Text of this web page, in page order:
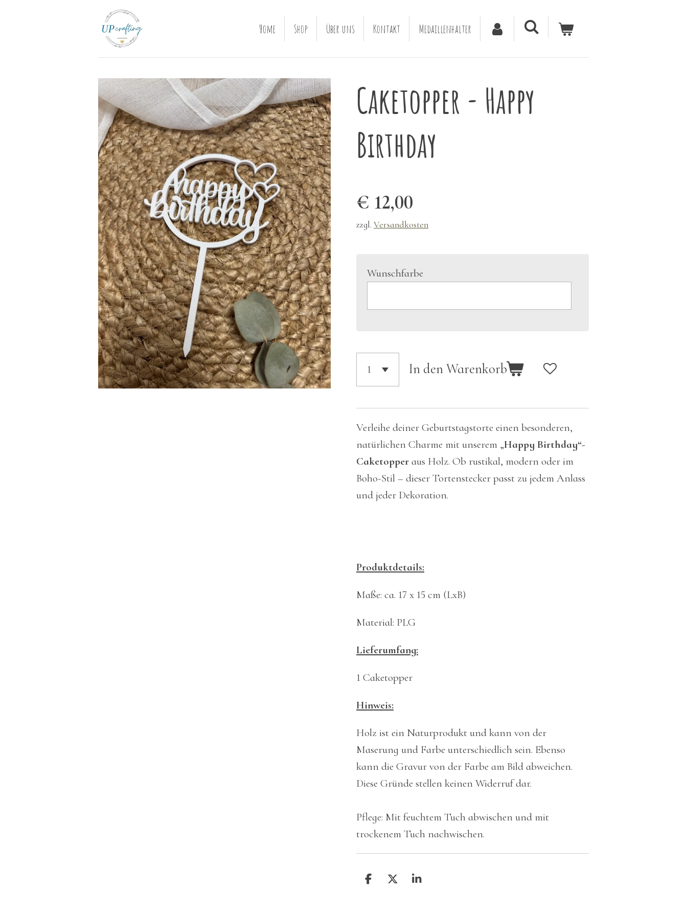
Home Shop Über uns Kontakt Medaillenhalter
Caketopper - Happy
Birthday
€ 12,00
zzgl. Versandkosten
Wunschfarbe
In den Warenkorb
Verleihe deiner Geburtstagstorte einen besonderen,
natürlichen Charme mit unserem „Happy Birthday“-
Caketopper aus Holz. Ob rustikal, modern oder im
Boho-Stil – dieser Tortenstecker passt zu jedem Anlass
und jeder Dekoration.
Produktdetails:
Maße: ca. 17 x 15 cm (LxB)
Material: PLG
Lieferumfang:
1 Caketopper
Hinweis:
Holz ist ein Naturprodukt und kann von der
Maserung und Farbe unterschiedlich sein. Ebenso
kann die Gravur von der Farbe am Bild abweichen.
Diese Gründe stellen keinen Widerruf dar.
Pflege: Mit feuchtem Tuch abwischen und mit
trockenem Tuch nachwischen.
T
T
T